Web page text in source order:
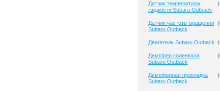
Датчик температуры
жидкости Subaru Outback
(
Датчик частоты вращения
Subaru Outback
(
Двигатель Subaru Outback (
Демпфер коленвала
Subaru Outback
(
Демпферная прокладка
Subaru Outback
(